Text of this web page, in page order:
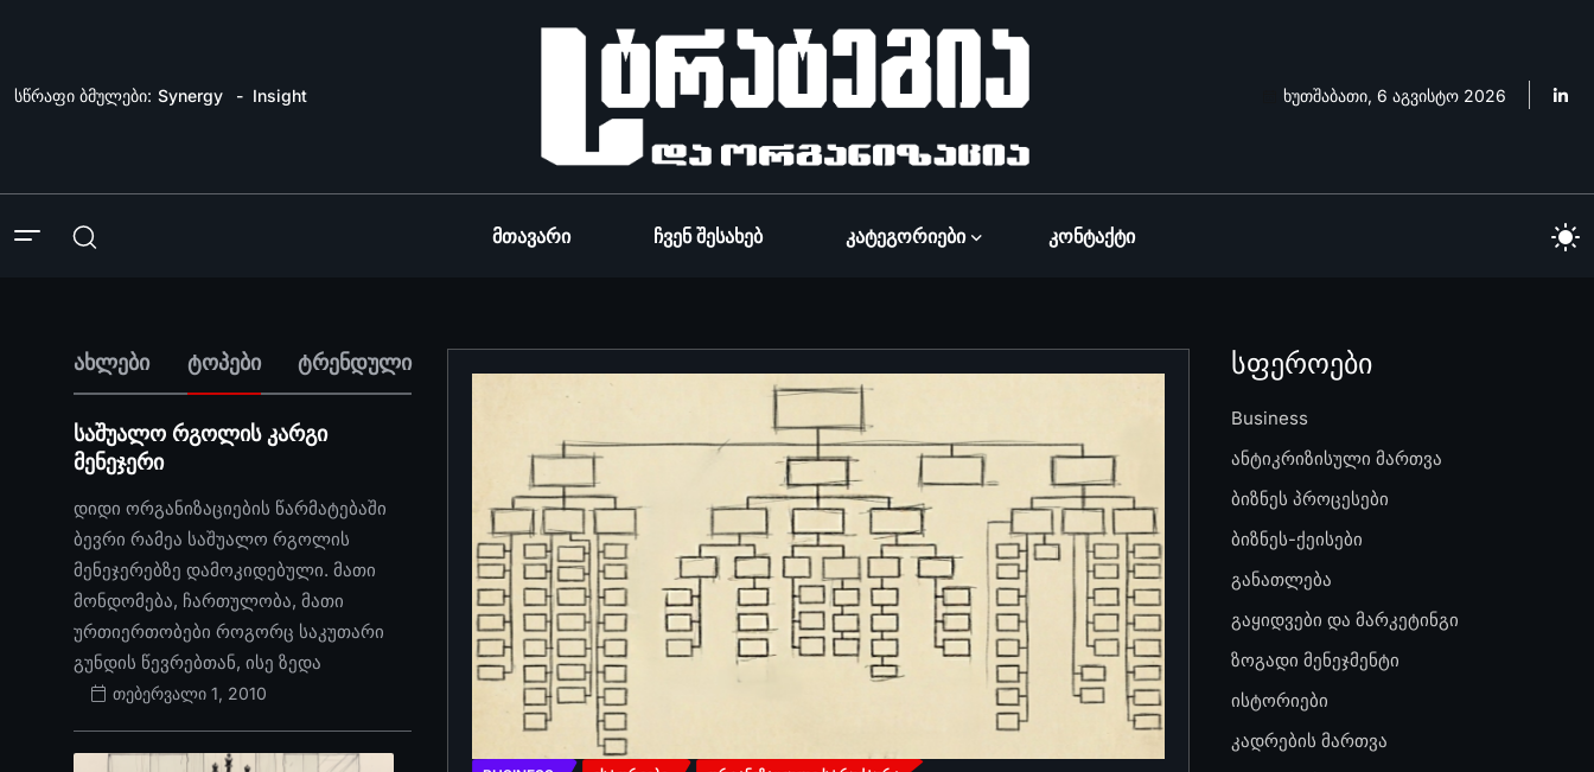
სწრაფი ბმულები: Synergy Insight ხუთშაბათი, 6 აგვისტო 2026
Მთავარი Ჩვენ Შესახებ Კატეგორიები Კონტაქტი
ახლები ტოპები ტრენდული
საშუალო რგოლის კარგი
მენეჯერი
დიდი ორგანიზაციების წარმატებაში
ბევრი რამეა საშუალო რგოლის
მენეჯერებზე დამოკიდებული. მათი
მონდომება, ჩართულობა, მათი
ურთიერთობები როგორც საკუთარი
გუნდის წევრებთან, ისე ზედა
თებერვალი 1, 2010
სფეროები
Business
ანტიკრიზისული მართვა
ბიზნეს პროცესები
ბიზნეს-ქეისები
განათლება
გაყიდვები და მარკეტინგი
ზოგადი მენეჯმენტი
ისტორიები
კადრების მართვა